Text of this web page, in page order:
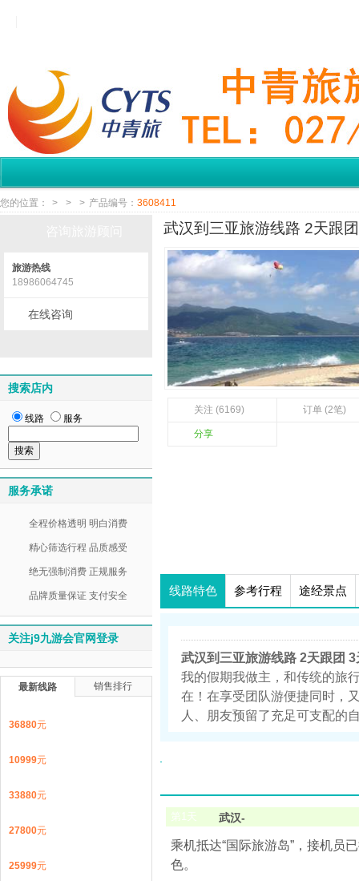
您的位置： > > > 产品编号： 3608411
武汉到三亚旅游线路 2天跟
关注 (6169) 订单 (2笔)
分享
线路特色 参考行程 途经景点
武汉到三亚旅游线路 2天跟团
我的假期我做主，和传统的旅
在！在享受团队游便捷同时，
人、朋友预留了充足可支配的
第1天 武汉-
乘机抵达“国际旅游岛”，接机员
色。
旅游热线
18986064745
在线咨询
搜索店内
线路 服务
服务承诺
全程价格透明 明白消费
精心筛选行程 品质感受
绝无强制消费 正规服务
品牌质量保证 支付安全
关注j9九游会官网登录
最新线路 销售排行
36880元
10999元
33880元
27800元
25999元